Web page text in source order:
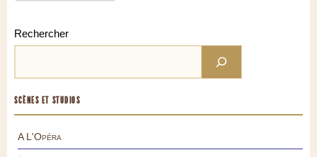
Rechercher
SCÈNES ET STUDIOS
A L'Opéra